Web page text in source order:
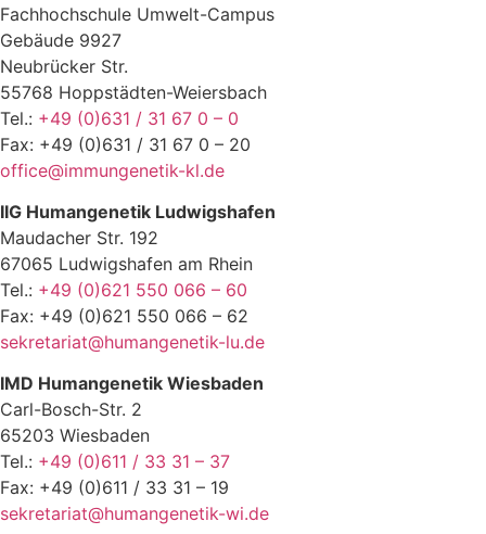
Fachhochschule Umwelt-Campus
Gebäude 9927
Neubrücker Str.
55768 Hoppstädten-Weiersbach
Tel.: +49 (0)631 / 31 67 0 – 0
Fax: +49 (0)631 / 31 67 0 – 20
office@immungenetik-kl.de
IIG Humangenetik Ludwigshafen
Maudacher Str. 192
67065 Ludwigshafen am Rhein
Tel.: +49 (0)621 550 066 – 60
Fax: +49 (0)621 550 066 – 62
sekretariat@humangenetik-lu.de
IMD Humangenetik Wiesbaden
Carl-Bosch-Str. 2
65203 Wiesbaden
Tel.: +49 (0)611 / 33 31 – 37
Fax: +49 (0)611 / 33 31 – 19
sekretariat@humangenetik-wi.de